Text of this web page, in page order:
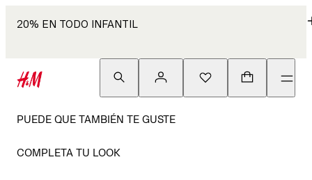
20% EN TODO INFANTIL
PUEDE QUE TAMBIÉN TE GUSTE
COMPLETA TU LOOK